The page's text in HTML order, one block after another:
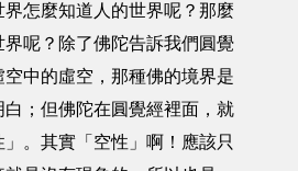
怎麼知道人的世界呢？那麼
界呢？除了佛陀告訴我們圓覺
空中的虛空，那種佛的境界是
；但佛陀在圓覺經裡面，就
。其實「空性」啊！應該只